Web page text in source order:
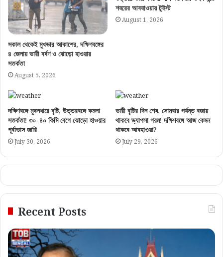
সকাল থেকেই মুখভার আকাশের, দক্ষিণবঙ্গের
৪ জেলায় ভারী বর্ষণ ও ঝোড়ো হাওয়ার
সতর্কতা
August 5, 2026
শহরের আবহাওয়ায় টুইস্ট
August 1, 2026
দক্ষিণবঙ্গে মুষলধারে বৃষ্টি, উত্তরবঙ্গে কমলা
সতর্কতা! ৩০–৪০ কিমি বেগে ঝোড়ো হাওয়ার
পূর্বাভাস জারি
July 30, 2026
ভারী বৃষ্টির দিন শেষ, সোমবার পর্যন্ত বজায়
থাকবে ভ্যাপসা গরম! দক্ষিণবঙ্গে আজ কেমন
থাকবে আবহাওয়া?
July 29, 2026
Recent Posts